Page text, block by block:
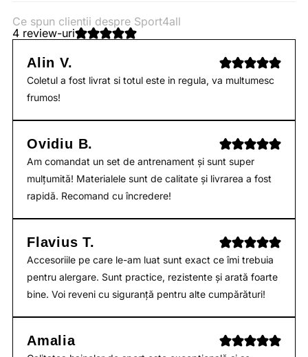
Ce spun clientii despre Sport4all
4 review-uri
Alin V.
Coletul a fost livrat si totul este in regula, va multumesc
frumos!
Ovidiu B.
Am comandat un set de antrenament și sunt super
mulțumită! Materialele sunt de calitate și livrarea a fost
rapidă. Recomand cu încredere!
Flavius T.
Accesoriile pe care le-am luat sunt exact ce îmi trebuia
pentru alergare. Sunt practice, rezistente și arată foarte
bine. Voi reveni cu siguranță pentru alte cumpărături!
Amalia